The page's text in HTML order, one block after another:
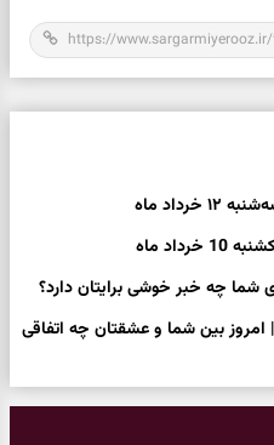
ماه
ماه
2 اسفند ماه | امروز بین شما و عشقتان چه اتفاقی